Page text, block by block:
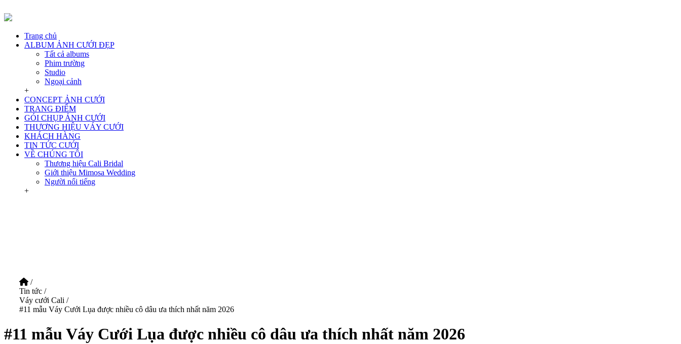
Trang chủ
ALBUM ẢNH CƯỚI ĐẸP
Tất cả albums
Phim trường
Studio
Ngoại cảnh
+
CONCEPT ẢNH CƯỚI
TRANG ĐIỂM
GÓI CHỤP ẢNH CƯỚI
THƯƠNG HIỆU VÁY CƯỚI
KHÁCH HÀNG
TIN TỨC CƯỚI
VỀ CHÚNG TÔI
Thương hiệu Cali Bridal
Giới thiệu Mimosa Wedding
Người nổi tiếng
+
/
Tin tức /
Váy cưới Cali /
#11 mẫu Váy Cưới Lụa được nhiều cô dâu ưa thích nhất năm 2026
#11 mẫu Váy Cưới Lụa được nhiều cô dâu ưa thích nhất năm 2026